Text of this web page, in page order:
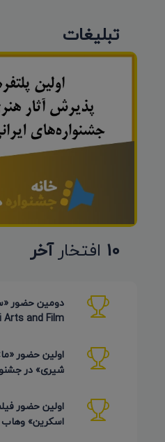
تبلیغات
10 افتخارآخر
دومین حضور
Arts and Film
اولین حضور
اولین حضور
اسکرین» وهاب